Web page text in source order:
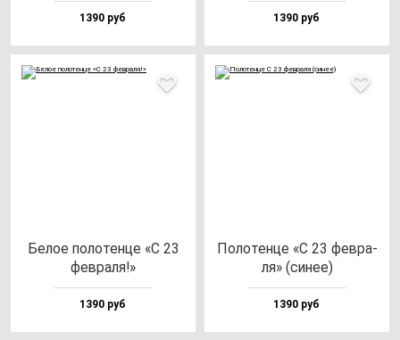
1390 руб 1390 руб
Белое по­ло­тен­це «С 23
фев­ра­ля!»
1390 руб
Поло­тен­це «С 23 фев­ра­
ля» (си­нее)
1390 руб